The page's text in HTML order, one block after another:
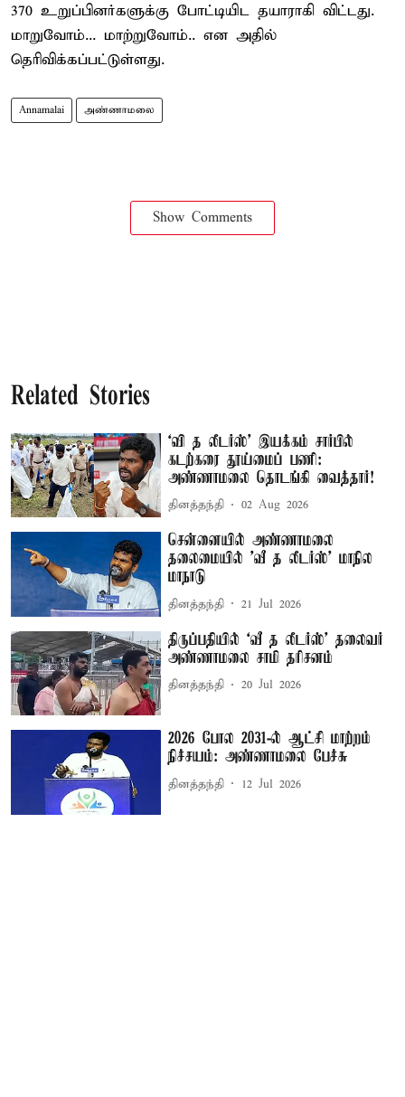
370 உறுப்பினர்களுக்கு போட்டியிட தயாராகி விட்டது.
மாறுவோம்... மாற்றுவோம்.. என அதில்
தெரிவிக்கப்பட்டுள்ளது.
Annamalai அண்ணாமலை
Show Comments
Related Stories
‘வி த லீடர்ஸ்’ இயக்கம் சார்பில்
கடற்கரை தூய்மைப் பணி:
அண்ணாமலை தொடங்கி வைத்தார்!
தினத்தந்தி 02 Aug 2026
சென்னையில் அண்ணாமலை
தலைமையில் ’வீ த லீடர்ஸ்’ மாநில
மாநாடு
தினத்தந்தி 21 Jul 2026
திருப்பதியில் ‘வீ த லீடர்ஸ்’ தலைவர்
அண்ணாமலை சாமி தரிசனம்
தினத்தந்தி 20 Jul 2026
2026 போல 2031-ல் ஆட்சி மாற்றம்
நிச்சயம்: அண்ணாமலை பேச்சு
தினத்தந்தி 12 Jul 2026